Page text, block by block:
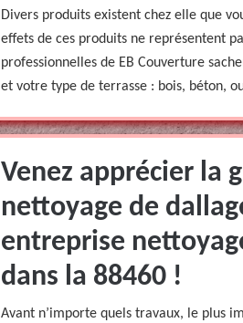
Divers produits existent chez elle que
effets de ces produits ne représentent
professionnelles de EB Couverture
et votre type de terrasse : bois, béton,
Venez apprécier la
nettoyage de
entreprise
dans la 88460 !
Avant n’importe quels travaux, le plus